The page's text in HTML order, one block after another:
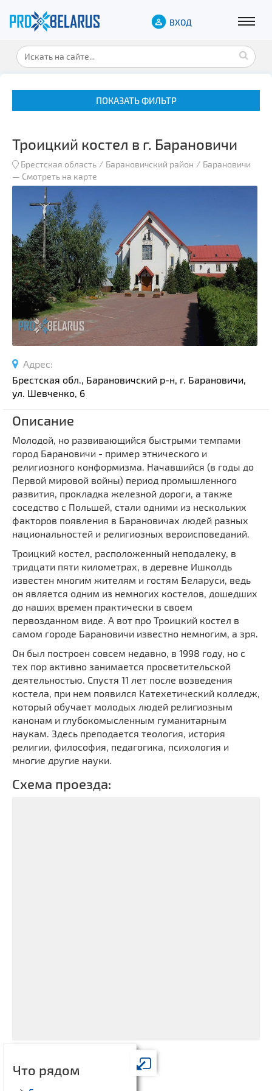
ВХОД
ПОКАЗАТЬ ФИЛЬТР
Музеи
Замки и дворцы
Военная история
Гражданская архитектура
Спортивные сооружения
Производства
Ратуши
Родовые усадьбы
Национальные парки и заказники
Озера и водоемы
Памятники археологии
Памятники геодезии
Памятники природы
Памятники известным людям
Церкви
Монастыри
Костелы
Мечети
Синагоги
Часовни
Кирхи
Кладбище
Театры
Галереи
Концертные залы
Выберите область
Выберите район
Выберите населенный пункт
Выберите направление
Троицкий костел в г. Барановичи
Брестская область Барановичский район
Барановичи
— Смотреть на карте
Адрес:
Брестская обл., Барановичский р-н, г. Барановичи,
ул. Шевченко, 6
Описание
Молодой, но развивающийся быстрыми темпами
город Барановичи - пример этнического и
религиозного конформизма. Начавшийся (в годы до
Первой мировой войны) период промышленного
развития, прокладка железной дороги, а также
соседство с Польшей, стали одними из нескольких
факторов появления в Барановичах людей разных
национальностей и религиозных вероисповеданий.
Троицкий костел, расположенный неподалеку, в
тридцати пяти километрах, в деревне Ишколдь
известен многим жителям и гостям Беларуси, ведь
он является одним из немногих костелов, дошедших
до наших времен практически в своем
первозданном виде. А вот про Троицкий костел в
самом городе Барановичи известно немногим, а зря.
Он был построен совсем недавно, в 1998 году, но с
тех пор активно занимается просветительской
деятельностью. Спустя 11 лет после возведения
костела, при нем появился Катехетический колледж,
который обучает молодых людей религиозным
канонам и глубокомысленным гуманитарным
наукам. Здесь преподается теология, история
религии, философия, педагогика, психология и
многие другие науки.
Схема проезда:
Что рядом